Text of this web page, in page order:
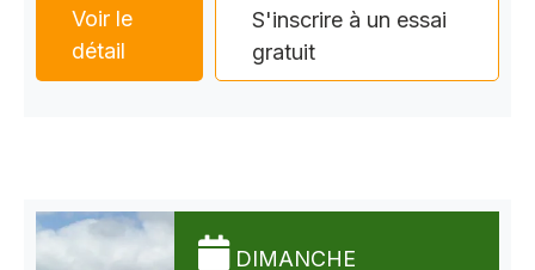
Voir le
détail
S'inscrire à un essai
gratuit
DIMANCHE